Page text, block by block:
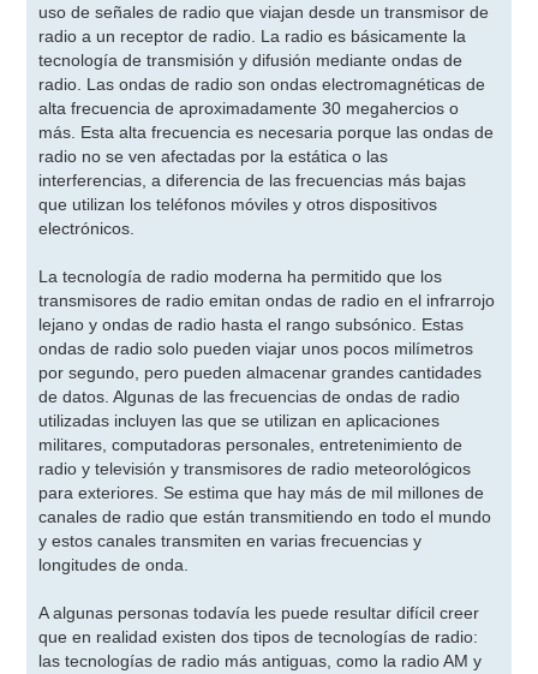
uso de señales de radio que viajan desde un transmisor de
radio a un receptor de radio. La radio es básicamente la
tecnología de transmisión y difusión mediante ondas de
radio. Las ondas de radio son ondas electromagnéticas de
alta frecuencia de aproximadamente 30 megahercios o
más. Esta alta frecuencia es necesaria porque las ondas de
radio no se ven afectadas por la estática o las
interferencias, a diferencia de las frecuencias más bajas
que utilizan los teléfonos móviles y otros dispositivos
electrónicos.
La tecnología de radio moderna ha permitido que los
transmisores de radio emitan ondas de radio en el infrarrojo
lejano y ondas de radio hasta el rango subsónico. Estas
ondas de radio solo pueden viajar unos pocos milímetros
por segundo, pero pueden almacenar grandes cantidades
de datos. Algunas de las frecuencias de ondas de radio
utilizadas incluyen las que se utilizan en aplicaciones
militares, computadoras personales, entretenimiento de
radio y televisión y transmisores de radio meteorológicos
para exteriores. Se estima que hay más de mil millones de
canales de radio que están transmitiendo en todo el mundo
y estos canales transmiten en varias frecuencias y
longitudes de onda.
A algunas personas todavía les puede resultar difícil creer
que en realidad existen dos tipos de tecnologías de radio:
las tecnologías de radio más antiguas, como la radio AM y